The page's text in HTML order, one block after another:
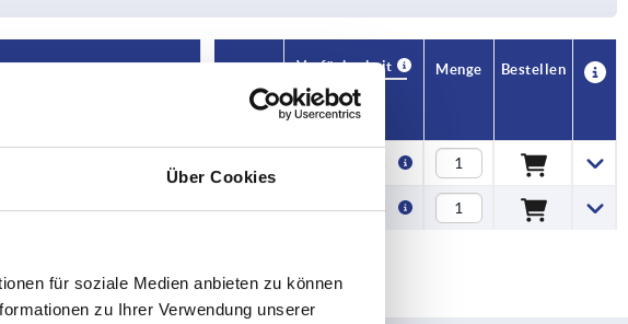
Über Cookies
für soziale Medien anbieten zu können
zu Ihrer Verwendung unserer
Verfügbarkeit
Preis
Menge Bestellen
5,24 €
5,42 €